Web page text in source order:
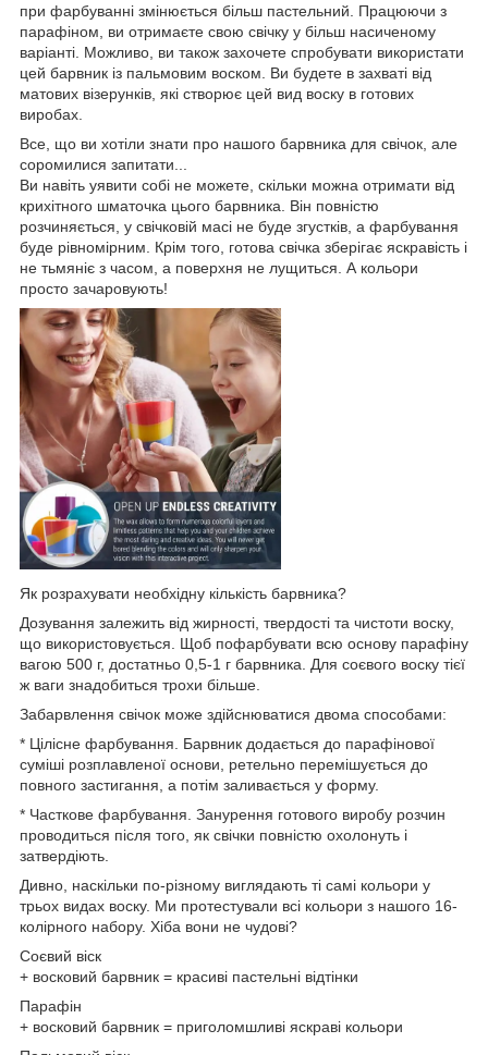
при фарбуванні змінюється більш пастельний. Працюючи з
парафіном, ви отримаєте свою свічку у більш насиченому
варіанті. Можливо, ви також захочете спробувати використати
цей барвник із пальмовим воском. Ви будете в захваті від
матових візерунків, які створює цей вид воску в готових
виробах.
Все, що ви хотіли знати про нашого барвника для свічок, але
соромилися запитати...
Ви навіть уявити собі не можете, скільки можна отримати від
крихітного шматочка цього барвника. Він повністю
розчиняється, у свічковій масі не буде згустків, а фарбування
буде рівномірним. Крім того, готова свічка зберігає яскравість і
не тьмяніє з часом, а поверхня не лущиться. А кольори
просто зачаровують!
Як розрахувати необхідну кількість барвника?
Дозування залежить від жирності, твердості та чистоти воску,
що використовується. Щоб пофарбувати всю основу парафіну
вагою 500 г, достатньо 0,5-1 г барвника. Для соєвого воску тієї
ж ваги знадобиться трохи більше.
Забарвлення свічок може здійснюватися двома способами:
* Цілісне фарбування. Барвник додається до парафінової
суміші розплавленої основи, ретельно перемішується до
повного застигання, а потім заливається у форму.
* Часткове фарбування. Занурення готового виробу розчин
проводиться після того, як свічки повністю охолонуть і
затвердіють.
Дивно, наскільки по-різному виглядають ті самі кольори у
трьох видах воску. Ми протестували всі кольори з нашого 16-
колірного набору. Хіба вони не чудові?
Соєвий віск
+ восковий барвник = красиві пастельні відтінки
Парафін
+ восковий барвник = приголомшливі яскраві кольори